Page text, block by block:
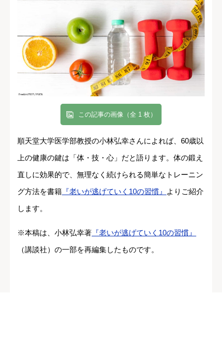
この記事の画像（全 1 枚）
順天堂大学医学部教授の小林弘幸さんによれば、60歳以
上の健康の鍵は「体・技・心」だと語ります。体の鍛え
直しに効果的で、無理なく続けられる簡単なトレーニン
グ方法を書籍 『老いが逃げていく10の習慣』
よりご紹介
します。
※本稿は、小林弘幸著 『老いが逃げていく10の習慣』
（講談社）の一部を再編集したものです。